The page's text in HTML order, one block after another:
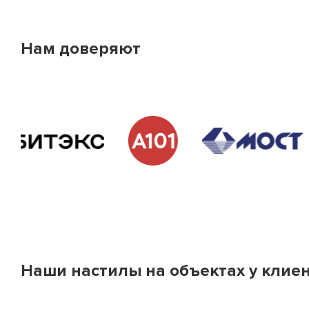
Нам доверяют
Наши настилы на объектах у